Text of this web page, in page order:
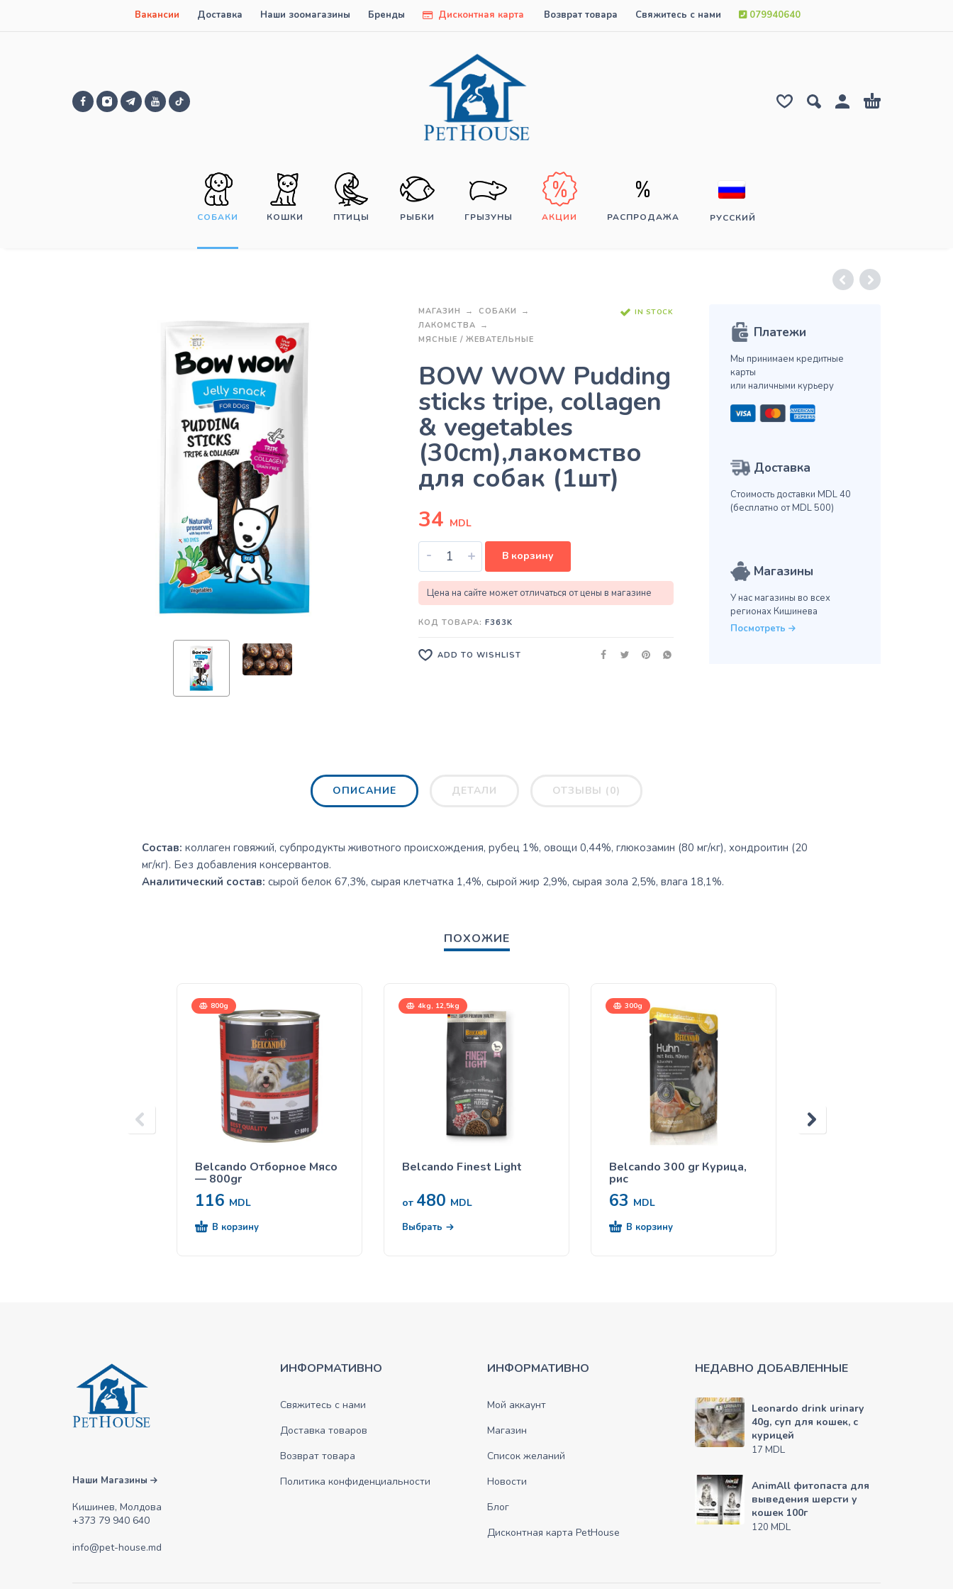
Вакансии Доставка Наши зоомагазины Бренды Дисконтная карта Возврат товара Свяжитесь с нами 079940640
СОБАКИ КОШКИ ПТИЦЫ РЫБКИ ГРЫЗУНЫ АКЦИИ РАСПРОДАЖА РУССКИЙ
МАГАЗИН
СОБАКИ
ЛАКОМСТВА
МЯСНЫЕ / ЖЕВАТЕЛЬНЫЕ
IN STOCK
BOW WOW Pudding
sticks tripe, collagen
& vegetables
(30cm),лакомство
для собак (1шт)
34 MDL
- + В корзину
Цена на сайте может отличаться от цены в магазине
КОД ТОВАРА: F363K
ADD TO WISHLIST
Платежи
Мы принимаем кредитные
карты
или наличными курьеру
Доставка
Стоимость доставки MDL 40
(бесплатно от MDL 500)
Магазины
У нас магазины во всех
регионах Кишинева
Посмотреть
ОПИСАНИЕ ДЕТАЛИ ОТЗЫВЫ (0)
Состав: коллаген говяжий, субпродукты животного происхождения, рубец 1%, овощи 0,44%, глюкозамин (80 мг/кг), хондроитин (20
мг/кг). Без добавления консервантов.
Аналитический состав: сырой белок 67,3%, сырая клетчатка 1,4%, сырой жир 2,9%, сырая зола 2,5%, влага 18,1%.
ПОХОЖИЕ
800g
Belcando Отборное Мясо
— 800gr
116 MDL
В корзину
4kg, 12,5kg
Belcando Finest Light
от 480 MDL
Выбрать
300g
Belcando 300 gr Курица,
рис
63 MDL
В корзину
Наши Магазины
Кишинев, Молдова
+373 79 940 640
info@pet-house.md
ИНФОРМАТИВНО
Свяжитесь с нами
Доставка товаров
Возврат товара
Политика конфиденциальности
ИНФОРМАТИВНО
Мой аккаунт
Магазин
Список желаний
Новости
Блог
Дисконтная карта PetHouse
НЕДАВНО ДОБАВЛЕННЫЕ
Leonardo drink urinary
40g, суп для кошек, с
курицей
17 MDL
AnimAll фитопаста для
выведения шерсти у
кошек 100г
120 MDL